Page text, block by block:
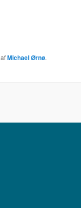
afMichael Ørnø.